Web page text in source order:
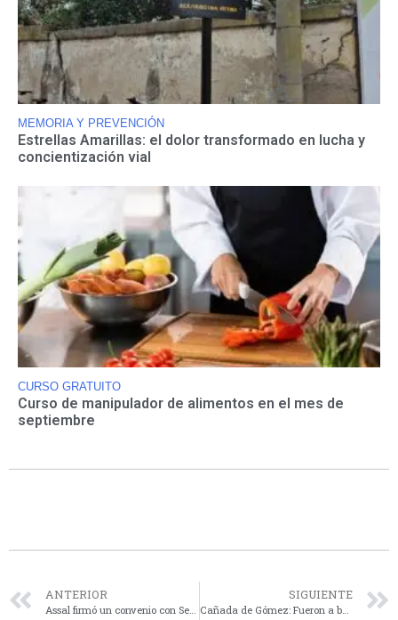
MEMORIA Y PREVENCIÓN
Estrellas Amarillas: el dolor transformado en lucha y
concientización vial
CURSO GRATUITO
Curso de manipulador de alimentos en el mes de
septiembre
ANTERIOR
Assal firmó un convenio con Senasa para unificar estándares sanitarios de frigoríficos provinciales
SIGUIENTE
Cañada de Gómez: Fueron a buscar una engrampadora y encontraron cuatro plantas de cannabis